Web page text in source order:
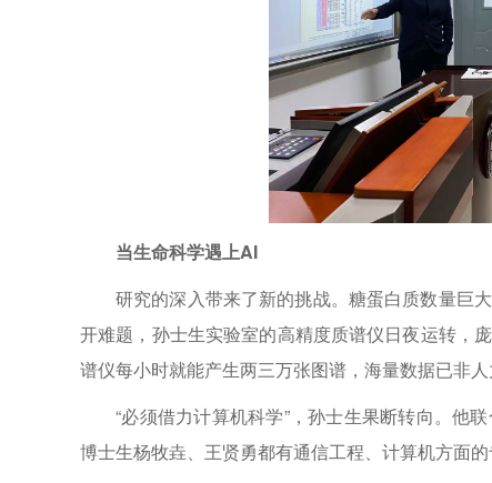
当生命科学遇上AI
研究的深入带来了新的挑战。糖蛋白质数量巨
开难题，孙士生实验室的高精度质谱仪日夜运转，
谱仪每小时就能产生两三万张图谱，海量数据已非人
“必须借力计算机科学”，孙士生果断转向。他
博士生杨牧垚、王贤勇都有通信工程、计算机方面